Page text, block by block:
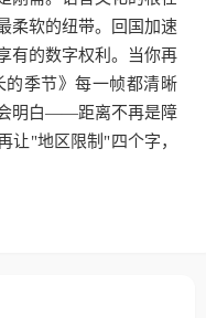
柔软的纽带。回国加速
有的数字权利。当你再
季节》每一帧都清晰
明白——距离不再是障
让"地区限制"四个字，